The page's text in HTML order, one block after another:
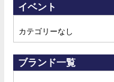
イベント
カテゴリーなし
ブランド一覧